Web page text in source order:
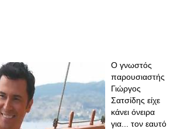
Ο γνωστός
παρουσιαστής
Γιώργος
Σατσίδης είχε
κάνει όνειρα
για... τον εαυτό